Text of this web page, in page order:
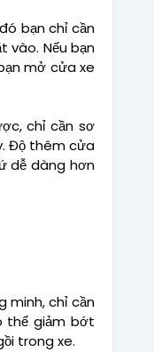
bạn chỉ cần
vào. Nếu bạn
mở cửa xe
chỉ cần sơ
Độ thêm cửa
dễ dàng hơn
minh, chỉ cần
thể giảm bớt
trong xe.